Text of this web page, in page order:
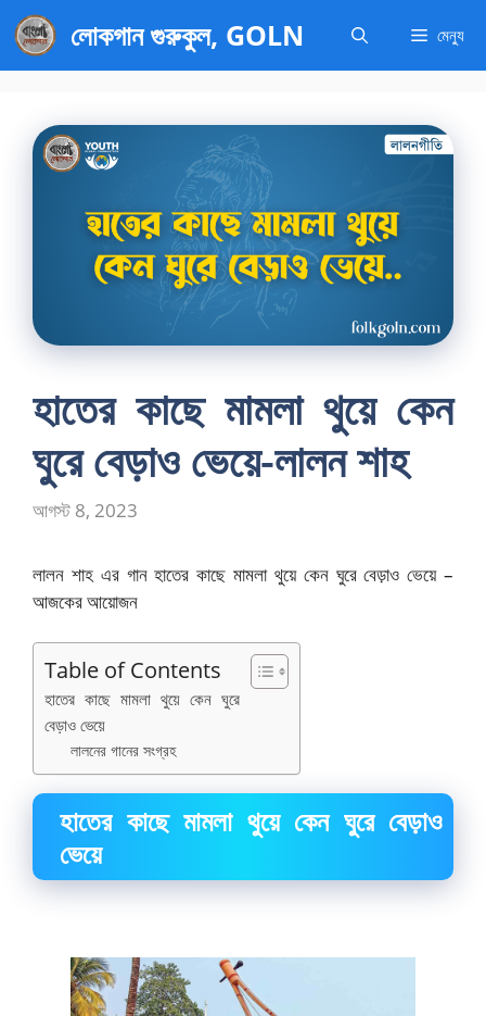
এড়িেয়
লেখায়
যান
লোকগান গুরুকুল, GOLN মেন্যু
হাতের কাছে মামলা থুয়ে কেন
ঘুরে বেড়াও ভেয়ে-লালন শাহ
আগস্ট 8, 2023
লালন শাহ এর গান হাতের কাছে মামলা থুয়ে কেন ঘুরে বেড়াও ভেয়ে –
আজকের আয়োজন
Table of Contents
হাতের কাছে মামলা থুয়ে কেন ঘুরে
বেড়াও ভেয়ে
লালনের গানের সংগ্রহ
হাতের কাছে মামলা থুয়ে কেন ঘুরে বেড়াও
ভেয়ে